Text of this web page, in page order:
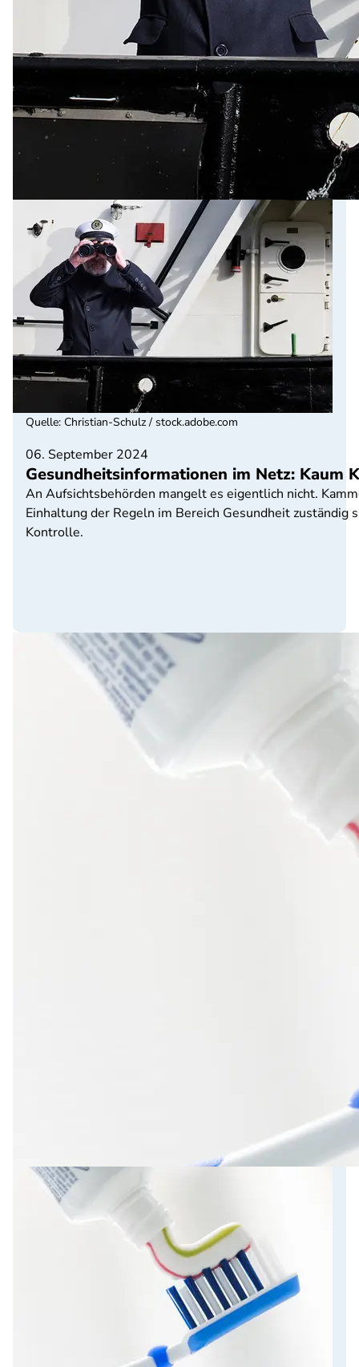
06. September 2024
Gesundheitsinformationen im Netz: Kaum
An Aufsichtsbehörden mangelt es eigentlich nicht.
Einhaltung der Regeln im Bereich Gesundheit
Kontrolle.
Quelle: Christian-Schulz / stock.adobe.com